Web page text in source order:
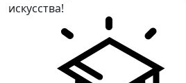
искусства!